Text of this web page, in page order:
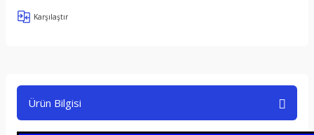
Karşılaştır
Ürün Bilgisi